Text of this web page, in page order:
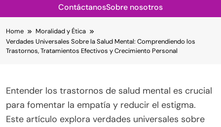
ContáctanosSobre nosotros
to
content
Home
Moralidad y Ética
Verdades Universales Sobre la Salud Mental: Comprendiendo los
Trastornos, Tratamientos Efectivos y Crecimiento Personal
Entender los trastornos de salud mental es crucial
para fomentar la empatía y reducir el estigma.
Este artículo explora verdades universales sobre